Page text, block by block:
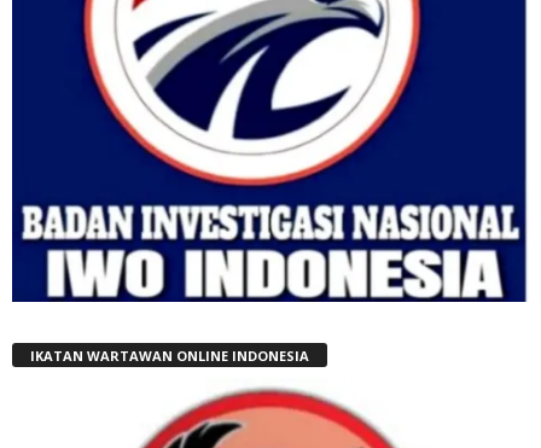
IKATAN WARTAWAN ONLINE INDONESIA